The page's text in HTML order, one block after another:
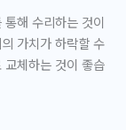
해 수리하는 것이
가치가 하락할 수
체하는 것이 좋습